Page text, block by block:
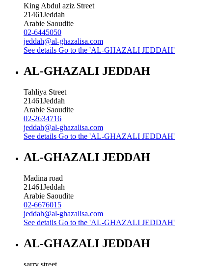
King Abdul aziz Street
21461Jeddah
Arabie Saoudite
02-6445050
jeddah@al-ghazalisa.com
See details Go to the 'AL-GHAZALI JEDDAH'
AL-GHAZALI JEDDAH
Tahliya Street
21461Jeddah
Arabie Saoudite
02-2634716
jeddah@al-ghazalisa.com
See details Go to the 'AL-GHAZALI JEDDAH'
AL-GHAZALI JEDDAH
Madina road
21461Jeddah
Arabie Saoudite
02-6676015
jeddah@al-ghazalisa.com
See details Go to the 'AL-GHAZALI JEDDAH'
AL-GHAZALI JEDDAH
sarry street